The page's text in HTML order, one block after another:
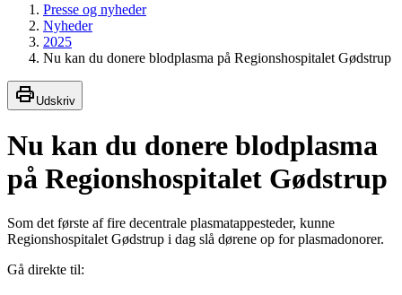
Presse og nyheder
Nyheder
2025
Nu kan du donere blodplasma på Regionshospitalet Gødstrup
Udskriv
Nu kan du donere blodplasma
på Regionshospitalet Gødstrup
Som det første af fire decentrale plasmatappesteder, kunne
Regionshospitalet Gødstrup i dag slå dørene op for plasmadonorer.
Gå direkte til: